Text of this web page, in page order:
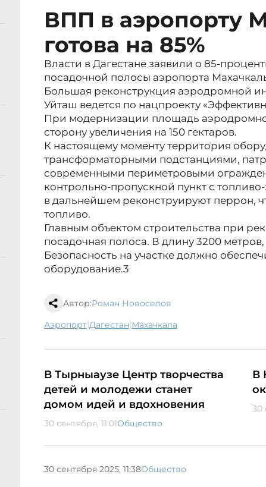
ВПП в аэропорту
готова на 85%
Власти в Дагестане заявили о 85-
посадочной полосы аэропорта
Большая реконструкция аэродромной
Уйташ ведется по нацпроекту
При модернизации площадь
сторону увеличения на 150 гектаров.
К настоящему моменту территория
трансформаторными подстанциями,
современными периметровыми
контрольно-пропускной пункт с
в дальнейшем реконструируют перрон,
топливо.
Главным объектом строительства при
посадочная полоса. В длину 3200
Безопасность на участке должно
оборудование.3
Автор:Роман Новоселов
аэропорт| Дагестан| Махачкала
В Тырныаузе Центр творчества
детей и молодежи станет
домом идей и вдохновения
30 сентября, 11:01Общество
В
30
30 сентября 2025, 11:38Общество